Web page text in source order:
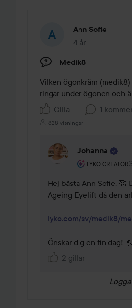
Ann Sofie
4 år
Inlägget
Medik8
Vilken ögonkräm
ringar under ögonen och
Gilla
1
828 visningar
Johanna
LYKO CREATOR
Användarens
Hej bästa Ann Sofie, 🥰
Ageing Eyelift då den
lyko.com/sv/medik8/
Önskar dig en fin dag!
2 gillar